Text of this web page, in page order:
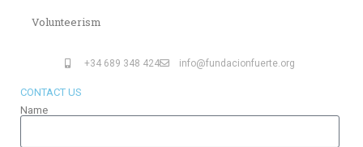
Volunteerism
+34 689 348 424 info@fundacionfuerte.org
CONTACT US
Name